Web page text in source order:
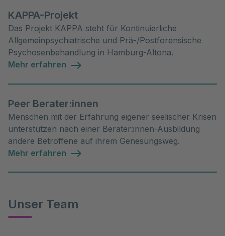
KAPPA-Projekt
Das Projekt KAPPA steht für Kontinuierliche
Allgemeinpsychiatrische und Prä-/Postforensische
Psychosenbehandlung in Hamburg-Altona.
Mehr erfahren
Peer Berater:innen
Menschen mit der Erfahrung eigener seelischer Krisen
unterstützen nach einer Berater:innen-Ausbildung
andere Betroffene auf ihrem Genesungsweg.
Mehr erfahren
Unser Team